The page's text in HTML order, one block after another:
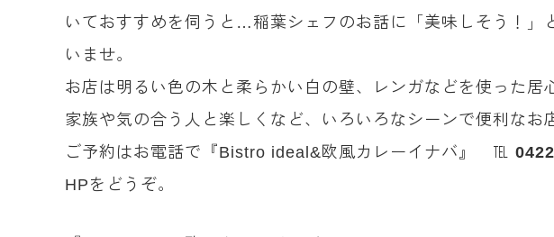
いておすすめを伺うと…稲葉シェフのお話に「美味しそう！
いませ。
お店は明るい色の木と柔らかい白の壁、レンガなどを使った
家族や気の合う人と楽しくなど、いろいろなシーンで便利なお
ご予約はお電話で『Bistro ideal&欧風カレーイナバ』 ℡
HPをどうぞ。